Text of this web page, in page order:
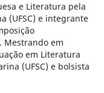
e Literatura pela
(UFSC) e integrante
em
em Literatura
(UFSC) e bolsista